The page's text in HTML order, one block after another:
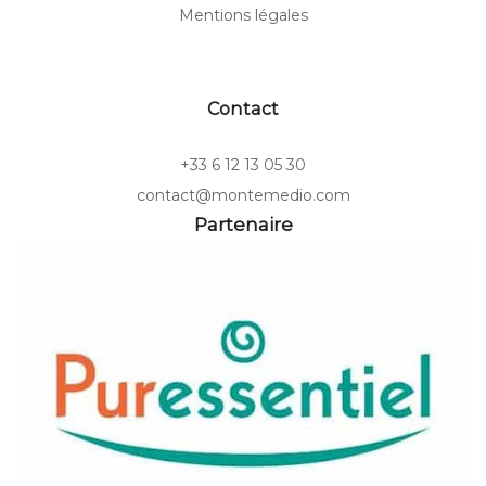
Mentions légales
Contact
+33 6 12 13 05 30
contact@montemedio.com
Partenaire